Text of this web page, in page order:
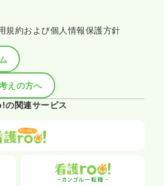
規約および個人情報保護方針
えの方へ
の関連サービス